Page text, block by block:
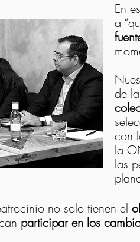
En
a
de la
con
la
las
no solo tienen el
participar en los